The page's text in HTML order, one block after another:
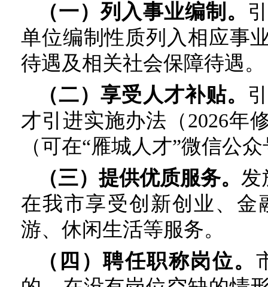
（一）列入事业编制。
单位编制性质列入相应事
待遇及相关社会保障待遇。
（二）享受人才补贴。
才引进实施办法（2026年
（可在“雁城人才”微信公
（三）提供优质服务。 发
在我市享受创新创业、
游、休闲生活等服务。
（四）聘任职称岗位。